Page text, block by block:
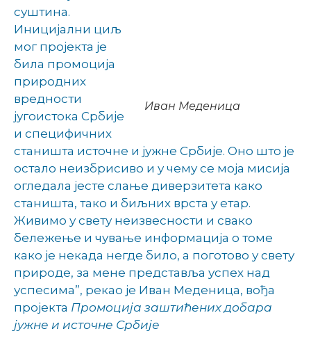
Иван Меденица
суштина.
Иницијални циљ
мог пројекта је
била промоција
природних
вредности
југоистока Србије
и специфичних
станишта источне и јужне Србије. Оно што је
остало неизбрисиво и у чему се моја мисија
огледала јесте слање диверзитета како
станишта, тако и биљних врста у етар.
Живимо у свету неизвесности и свако
бележење и чување информација о томе
како је некада негде било, а поготово у свету
природе, за мене представља успех над
успесима”, рекао је Иван Меденица, вођа
пројекта Промоција заштићених добара
јужне и источне Србије